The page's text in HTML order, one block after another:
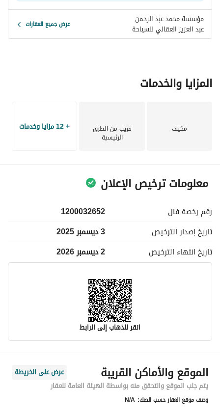
مؤسسة محمد عبد الرحمن
عبد العزيز العقالي للسياحة عرض جميع العقارات
المزايا والخدمات
مكيف قريب من الطرق
الرئيسية
+ 12 مزايا وخدمات
معلومات ترخيص الإعلان
رقم رخصة فال
1200032652
تاريخ إصدار الترخيص
3 ديسمبر 2025
تاريخ انتهاء الترخيص 2 ديسمبر 2026
انقر للذهاب إلى الرابط
معلومات مسؤول الإعلان
اسم المسؤول
محمد عبدالرحمن عبدالعزيز العقالي
رقم المسؤول
0560805359
الموقع والأماكن القريبة
عرض على الخريطة
يتم جلب الموقع والتحقق منه بواسطة الهيئة العامة للعقار
وصف موقع العقار حسب الصك: N/A